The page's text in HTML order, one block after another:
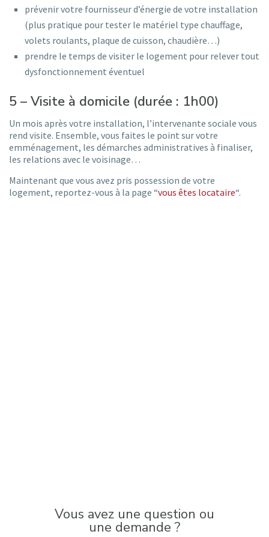
prévenir votre fournisseur d’énergie de votre installation
(plus pratique pour tester le matériel type chauffage,
volets roulants, plaque de cuisson, chaudière…)
prendre le temps de visiter le logement pour relever tout
dysfonctionnement éventuel
5 – Visite à domicile (durée : 1h00)
Un mois après votre installation, l’intervenante sociale vous
rend visite. Ensemble, vous faites le point sur votre
emménagement, les démarches administratives à finaliser,
les relations avec le voisinage…
Maintenant que vous avez pris possession de votre
logement, reportez-vous à la page “vous êtes locataire“.
Vous avez une question ou
une demande ?